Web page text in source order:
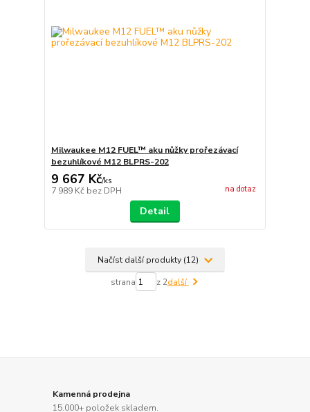
Milwaukee M12 FUEL™ aku nůžky prořezávací
bezuhlíkové M12 BLPRS-202
9 667 Kč/ks
7 989 Kč bez DPH na dotaz
Detail
Načíst další produkty (12)
strana z 2další
Kamenná prodejna
15.000+ položek skladem.